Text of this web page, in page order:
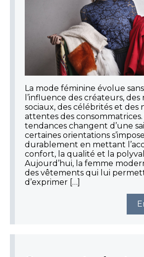
La mode féminine évolue
l’influence des créateurs, des
sociaux, des célébrités et des
attentes des consommatrices.
tendances changent d’une
certaines orientations
durablement en mettant
confort, la qualité et la
Aujourd’hui, la femme
des vêtements qui lui
d’exprimer […]